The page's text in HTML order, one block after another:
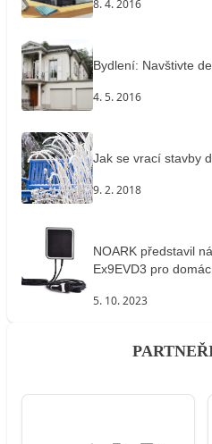
8. 4. 2016
Bydlení: Navštivte
4. 5. 2016
Jak se vrací stavby
9. 2. 2018
NOARK představil
Ex9EVD3 pro
5. 10. 2023